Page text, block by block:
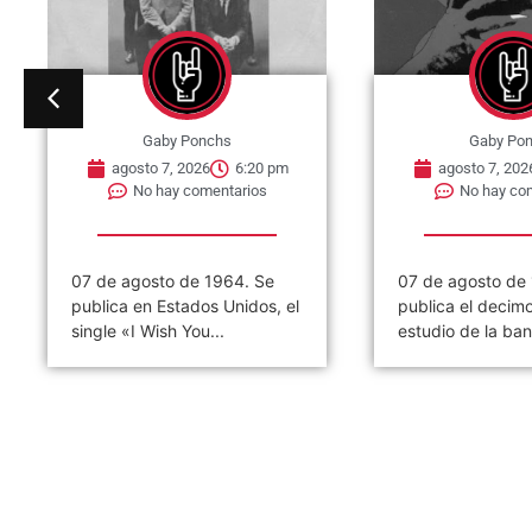
Gaby Ponchs
agosto 7, 2026
6:20 pm
No hay comentarios
07 de agosto de 1964. Se
publica en Estados Unidos, el
single «I Wish You...
Gaby
agosto 7,
No hay
07 de agosto de
publica el
estudio de la